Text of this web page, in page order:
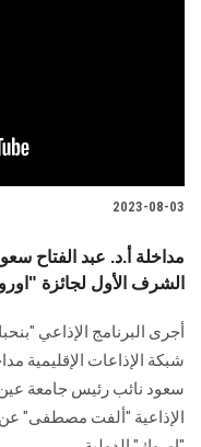
2023-08-03
مداخلة أ.د. عبد الفتاح
الشرف الأول لجائزة
أجرى البرنامج الإذاعي
شبكة الإذاعات الإقليمية
سعود نائب رئيس جامعة
الإذاعية "ألفت مصطفى"